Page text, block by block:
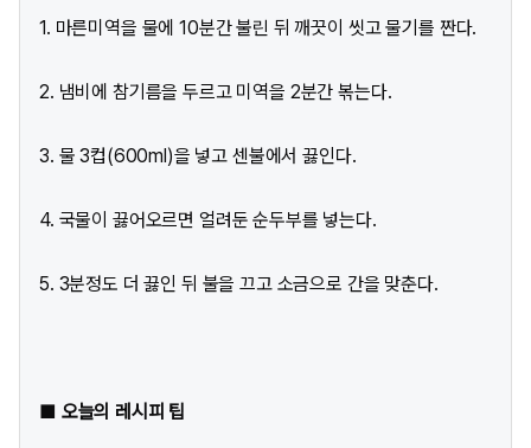
1. 마른미역을 물에 10분간 불린 뒤 깨끗이 씻고 물기를 짠다.
2. 냄비에 참기름을 두르고 미역을 2분간 볶는다.
3. 물 3컵(600ml)을 넣고 센불에서 끓인다.
4. 국물이 끓어오르면 얼려둔 순두부를 넣는다.
5. 3분정도 더 끓인 뒤 불을 끄고 소금으로 간을 맞춘다.
■ 오늘의 레시피 팁